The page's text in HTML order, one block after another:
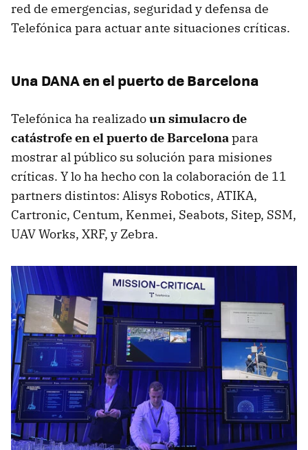
red de emergencias, seguridad y defensa de
Telefónica para actuar ante situaciones críticas.
Una DANA en el puerto de Barcelona
Telefónica ha realizadoun simulacro de
catástrofe en el puerto de Barcelonapara
mostrar al público su solución para misiones
críticas. Y lo ha hecho con la colaboración de 11
partners distintos: Alisys Robotics, ATIKA,
Cartronic, Centum, Kenmei, Seabots, Sitep, SSM,
UAV Works, XRF, y Zebra.